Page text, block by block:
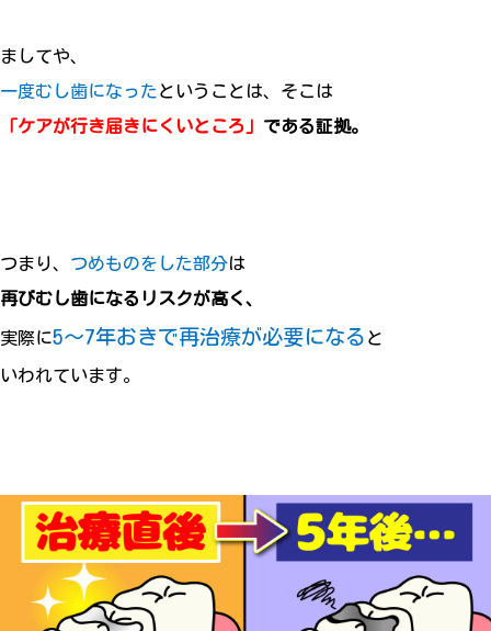
ましてや、
一度むし歯になった ということは、そこは
「ケアが行き届きにくいところ」 である証拠。
つまり、 つめものをした部分は
再びむし歯になるリスクが高く、
実際に5～7年おきで再治療が必要になる と
いわれています。